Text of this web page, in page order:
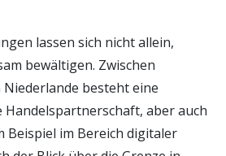
lassen sich nicht allein,
bewältigen. Zwischen
besteht eine
aber auch
Beispiel im Bereich digitaler